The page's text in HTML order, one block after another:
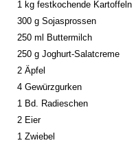
1 kg festkochende Kartoffeln
300 g Sojasprossen
250 ml Buttermilch
250 g Joghurt-Salatcreme
2 Äpfel
4 Gewürzgurken
1 Bd. Radieschen
2 Eier
1 Zwiebel